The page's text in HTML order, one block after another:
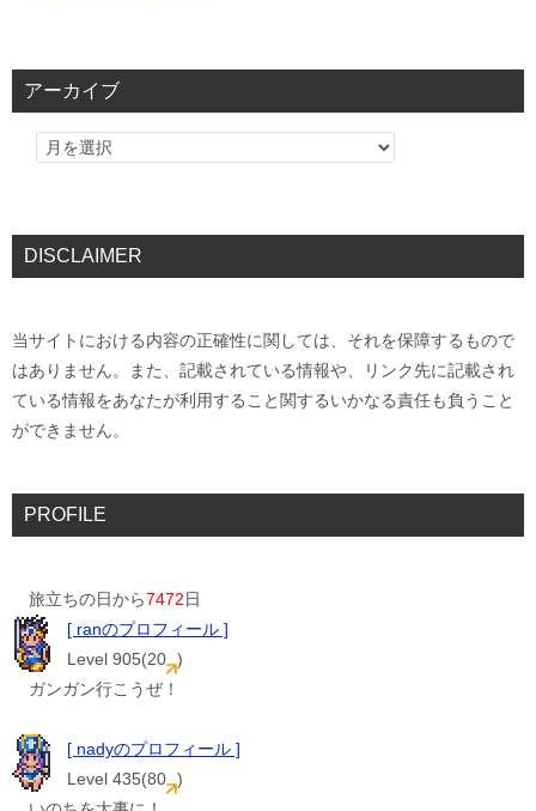
アーカイブ
DISCLAIMER
当サイトにおける内容の正確性に関しては、それを保障するもので
はありません。また、記載されている情報や、リンク先に記載され
ている情報をあなたが利用すること関するいかなる責任も負うこと
ができません。
PROFILE
旅立ちの日から7472日
[ ranのプロフィール ]
Level 905(20 )
ガンガン行こうぜ！
[ nadyのプロフィール ]
Level 435(80 )